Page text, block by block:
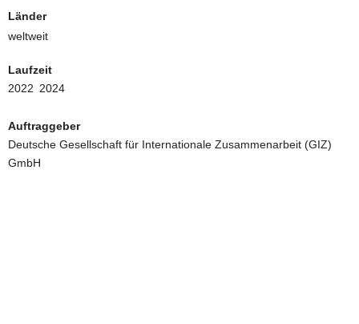
Länder
weltweit
Laufzeit
2022 2024
Auftraggeber
Deutsche Gesellschaft für Internationale Zusammenarbeit (GIZ)
GmbH